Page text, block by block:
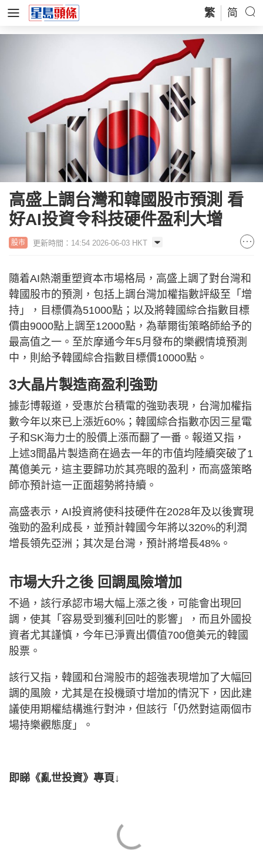
繁 简
高盛上調台灣和韓國股市預測 看
好AI投資令科技硬件盈利大增
股市 更新時間：14:54 2026-06-03 HKT
隨着AI熱潮重塑資本市場格局，高盛上調了對台灣和
韓國股市的預測，包括上調台灣加權指數評級至「增
持」，目標價為51000點；以及將韓國綜合指數目標
價由9000點上調至12000點，為華爾街策略師給予的
最高值之​​一。至於摩通今年5月發布的樂觀情境預測
中，則給予韓國綜合指數目標價10000點。
3大晶片製造商盈利強勁
據彭博報道，受惠於台積電的強勁表現，台灣加權指
數今年以來已上漲近60%；韓國綜合指數亦因三星電
子和SK海力士的股價上漲而翻了一番。報道又指，
上述3間晶片製造商在過去一年的市值均陸續突破了1
萬億美元，這主要歸功於其亮眼的盈利，而高盛策略
師亦預計這一正面趨勢將持續。
高盛表示，AI投資將使科技硬件在2028年及以後實現
強勁的盈利成長，並預計韓國今年將以320%的利潤
增長領先亞洲；其次是台灣，預計將增長48%。
市場大升之後 回調風險增加
不過，該行承認市場大幅上漲之後，可能會出現回
調，使其「容易受到獲利回吐的影響」，而且外國投
資者尤其謹慎，今年已淨賣出價值700億美元的韓國
股票。
該行又指，韓國和台灣股市的超強表現增加了大幅回
調的風險，尤其是在投機頭寸增加的情況下，因此建
議使用期權結構進行對沖，但該行「仍然對這兩個市
場持樂觀態度」。
即睇《亂世投資》專頁↓